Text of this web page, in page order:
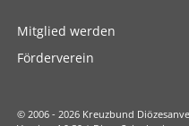
Navigation
Mitglied werden
Förderverein
© 2006 - 2026 Kreuzbund